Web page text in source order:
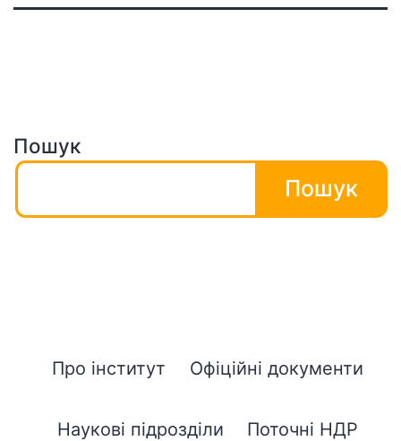
Пошук
Пошук
Про інститут Офіційні документи
Наукові підрозділи Поточні НДР